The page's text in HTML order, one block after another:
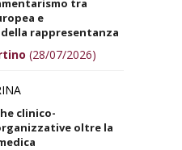
tra
e
rappresentanza
(28/07/2026)
clinico-
oltre la